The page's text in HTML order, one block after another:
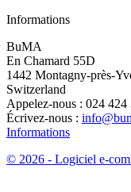
Informations
BuMA
En Chamard 55D
1442 Montagny-près-
Switzerland
Appelez-nous : 024 424
Écrivez-nous :
Informations
© 2026 - Logiciel e-